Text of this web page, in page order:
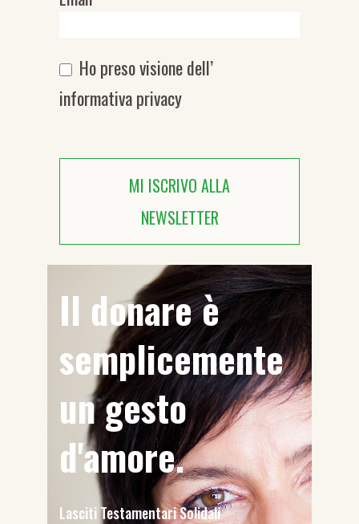
Ho preso visione dell’
informativa privacy
MI ISCRIVO ALLA
NEWSLETTER
Il donare è
semplicemente
un gesto
d'amore.
Lasciti Testamentari Solidali